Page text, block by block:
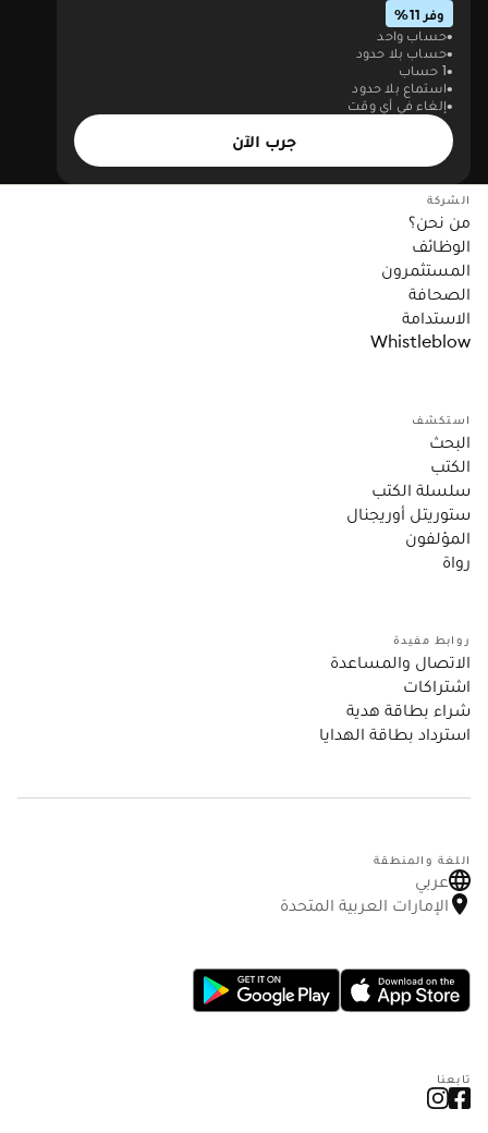
وفر 11%
حساب واحد
حساب بلا حدود
1 حساب
استماع بلا حدود
إلغاء في أي وقت
جرب الآن
الشركة
من نحن؟
الوظائف
المستثمرون
الصحافة
الاستدامة
Whistleblow
استكشف
البحث
الكتب
سلسلة الكتب
ستوريتل أوريجنال
المؤلفون
رواة
روابط مفيدة
الاتصال والمساعدة
اشتراكات
شراء بطاقة هدية
استرداد بطاقة الهدايا
اللغة والمنطقة
عربي
الإمارات العربية المتحدة
تابعنا